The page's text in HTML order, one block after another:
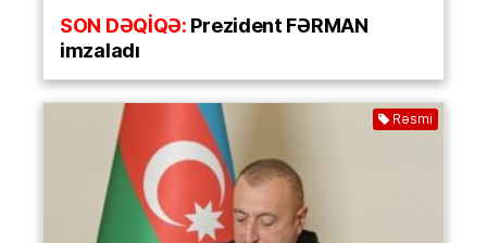
SON DƏQİQƏ:Prezident FƏRMAN
imzaladı
Rəsmi